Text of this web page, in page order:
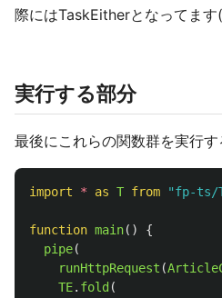
際にはTaskEitherとなってます
実行する部分
最後にこれらの関数群を実行す
import * as T from "fp-ts/
function main()
{
pipe(
runHttpRequest (
TE. fold (